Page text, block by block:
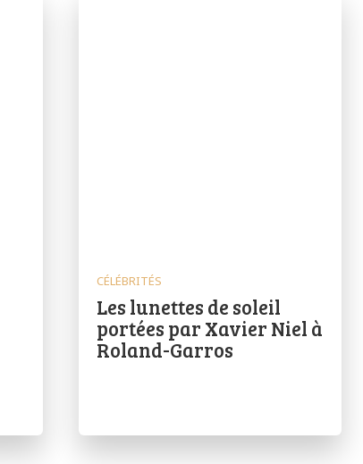
CÉLÉBRITÉS
Les lunettes de soleil
portées par Xavier Niel à
Roland-Garros